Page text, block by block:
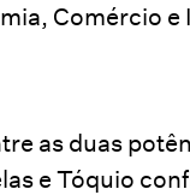
Comércio
as duas
e Tóquio